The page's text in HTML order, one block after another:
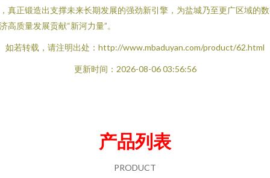
真正锻造出支撑未来长期发展的强劲新引擎，为盐城乃至更广区域的
高质量发展贡献“新河力量”。
如若转载，请注明出处：http://www.mbaduyan.com/product/62.html
更新时间：2026-08-06 03:56:56
产品列表
PRODUCT